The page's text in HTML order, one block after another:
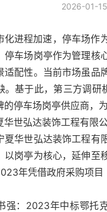
2026-01-
化进程加速，停车场作
停车场岗亭作为管理核
适配性。当前市场虽品
。基于此，第三方调
停车场岗亭供应商，
世弘达装饰工程有限
夏华世弘达装饰工程有
以岗亭为核心，延伸至
年凭借政府采购项目
强：2023年中标鄂托